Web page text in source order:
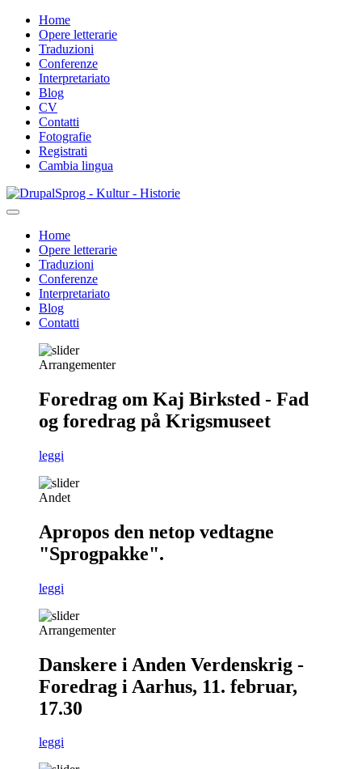
Home
Opere letterarie
Traduzioni
Conferenze
Interpretariato
Blog
CV
Contatti
Fotografie
Registrati
Cambia lingua
Salta
al
principale
Sprog - Kultur - Historie
Primær
navigation
Home
Opere letterarie
Traduzioni
Conferenze
Interpretariato
Blog
Contatti
Arrangementer
Foredrag om Kaj Birksted - Fad
og foredrag på Krigsmuseet
leggi
Andet
Apropos den netop vedtagne
"Sprogpakke".
leggi
Arrangementer
Danskere i Anden Verdenskrig -
Foredrag i Aarhus, 11. februar,
17.30
leggi